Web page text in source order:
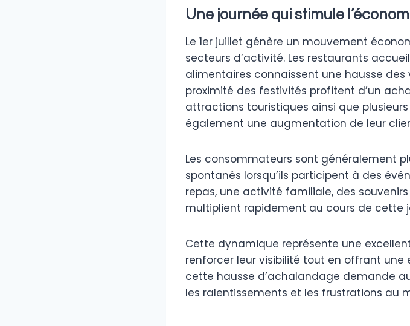
Une journée qui stimule
Le 1er juillet génère un mouvement
secteurs d’activité. Les restaurants
alimentaires connaissent une hausse
proximité des festivités profitent d’un
attractions touristiques ainsi que
également une augmentation de leur
Les consommateurs sont généralement
spontanés lorsqu’ils participent à des
repas, une activité familiale, des
multiplient rapidement au cours de cette
Cette dynamique représente une
renforcer leur visibilité tout en offrant une
cette hausse d’achalandage demande
les ralentissements et les frustrations au